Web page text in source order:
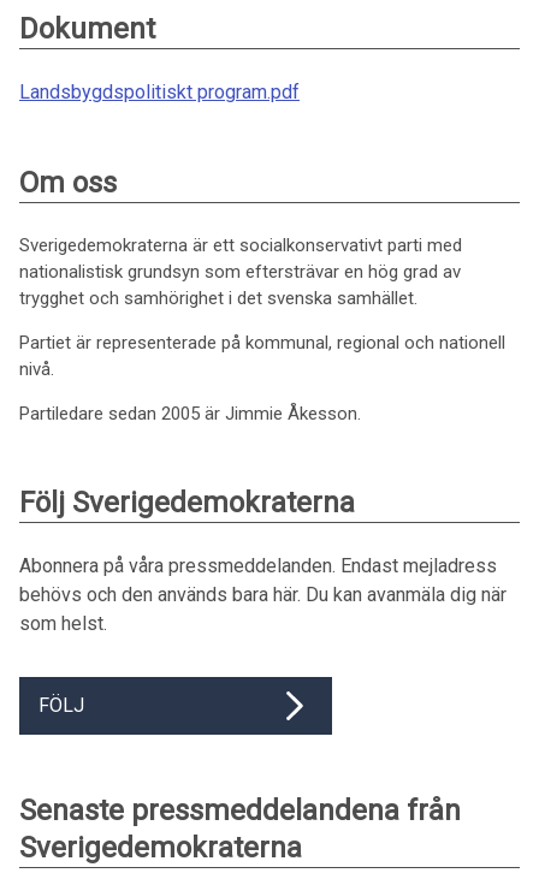
Dokument
Landsbygdspolitiskt program.pdf
Om oss
Sverigedemokraterna är ett socialkonservativt parti med
nationalistisk grundsyn som eftersträvar en hög grad av
trygghet och samhörighet i det svenska samhället.
Partiet är representerade på kommunal, regional och nationell
nivå.
Partiledare sedan 2005 är Jimmie Åkesson.
Följ Sverigedemokraterna
Abonnera på våra pressmeddelanden. Endast mejladress
behövs och den används bara här. Du kan avanmäla dig när
som helst.
FÖLJ
Senaste pressmeddelandena från
Sverigedemokraterna